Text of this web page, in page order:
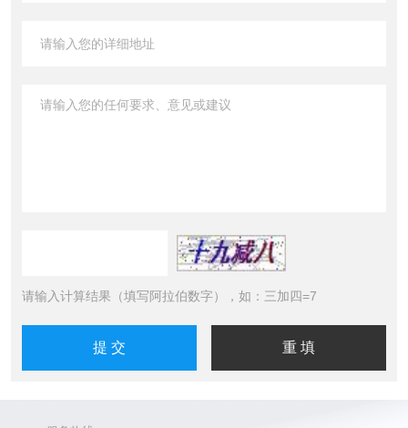
请输入计算结果（填写阿拉伯数字），如：三加四=7